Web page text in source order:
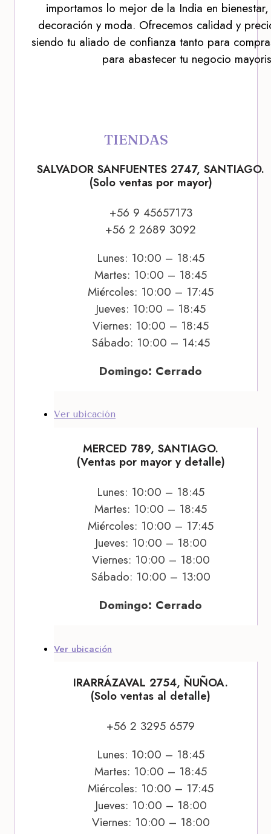
importamos lo mejor de la India en
decoración y moda. Ofrecemos calidad y
siendo tu aliado de confianza tanto para
para abastecer tu negocio
TIENDAS
SALVADOR SANFUENTES 2747, SANTIAGO.
(Solo ventas por mayor)
+56 9 45657173
+56 2 2689 3092
Lunes: 10:00 – 18:45
Martes: 10:00 – 18:45
Miércoles: 10:00 – 17:45
Jueves: 10:00 – 18:45
Viernes: 10:00 – 18:45
Sábado: 10:00 – 14:45
Domingo: Cerrado
Ver ubicación
MERCED 789, SANTIAGO.
(Ventas por mayor y detalle)
Lunes: 10:00 – 18:45
Martes: 10:00 – 18:45
Miércoles: 10:00 – 17:45
Jueves: 10:00 – 18:00
Viernes: 10:00 – 18:00
Sábado: 10:00 – 13:00
Domingo: Cerrado
Ver ubicación
IRARRÁZAVAL 2754, ÑUÑOA.
(Solo ventas al detalle)
+56 2 3295 6579
Lunes: 10:00 – 18:45
Martes: 10:00 – 18:45
Miércoles: 10:00 – 17:45
Jueves: 10:00 – 18:00
Viernes: 10:00 – 18:00